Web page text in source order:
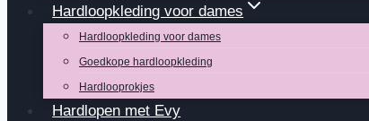
Hardloopkleding voor dames
Hardloopkleding voor dames
Goedkope hardloopkleding
Hardlooprokjes
Hardlopen met Evy